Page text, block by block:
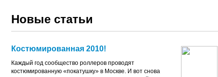
Новые статьи
Костюмированная 2010!
Каждый год сообщество роллеров проводят
костюмированную «покатушку» в Москве. И вот снова